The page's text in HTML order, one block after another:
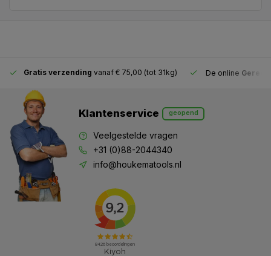
Gratis verzending vanaf € 75,00 (tot 31kg) De online
Klantenservice geopend
Veelgestelde vragen
+31 (0)88-2044340
info@houkematools.nl